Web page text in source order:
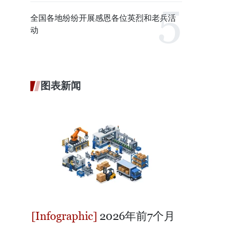
全国各地纷纷开展感恩各位英烈和老兵活
动
图表新闻
2026年前7个月